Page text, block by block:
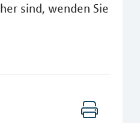
sind, wenden Sie